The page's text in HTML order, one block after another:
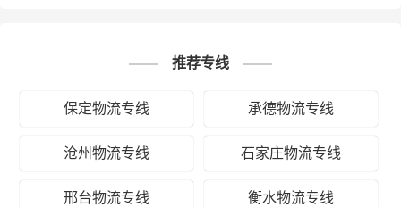
推荐专线
保定物流专线 承德物流专线
沧州物流专线 石家庄物流专线
邢台物流专线 衡水物流专线